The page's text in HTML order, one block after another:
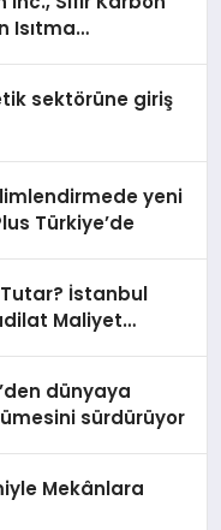
Isıtma
sektörüne giriş
yeni
Türkiye’de
Tutar? İstanbul
Maliyet
dünyaya
sürdürüyor
Mekânlara